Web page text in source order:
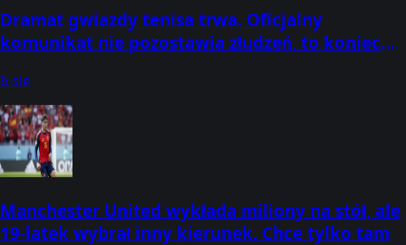
Dramat gwiazdy tenisa trwa. Oficjalny
komunikat nie pozostawia złudzeń, to koniec
6 sie
Manchester United wykłada miliony na stół, ale
19-latek wybrał inny kierunek. Chce tylko tam